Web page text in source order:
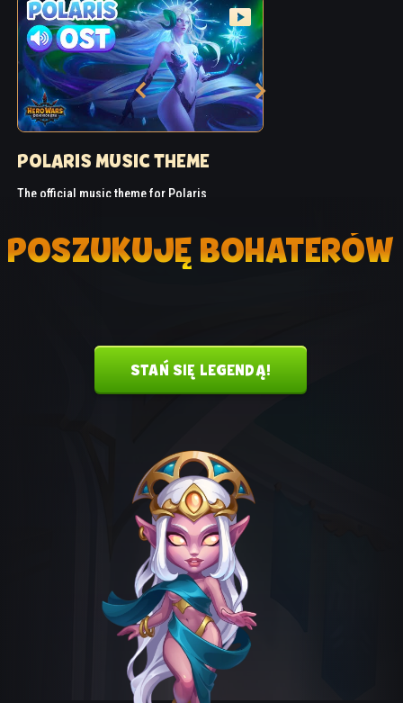
POLARIS MUSIC THEME
The official music theme for Polaris
POSZUKUJĘ BOHATERÓW
STAŃ SIĘ LEGENDĄ!